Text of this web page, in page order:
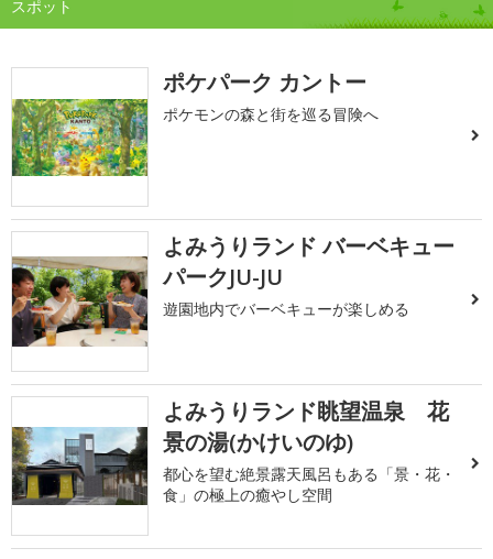
スポット
ポケパーク カントー
ポケモンの森と街を巡る冒険へ
よみうりランド バーベキュー
パークJU-JU
遊園地内でバーベキューが楽しめる
よみうりランド眺望温泉 花
景の湯(かけいのゆ)
都心を望む絶景露天風呂もある「景・花・
食」の極上の癒やし空間